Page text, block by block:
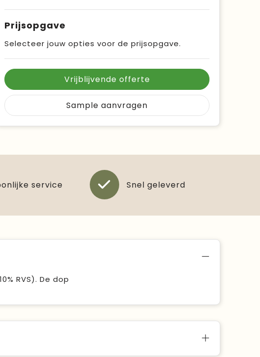
Prijsopgave
Selecteer jouw opties voor de prijsopgave.
Vrijblijvende offerte
Sample aanvragen
service Snel geleverd
RVS). De dop